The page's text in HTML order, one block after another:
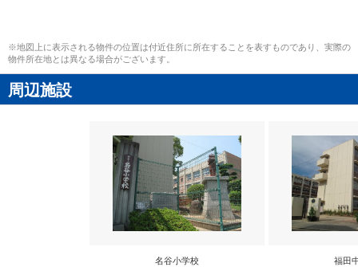
※地図上に表示される物件の位置は付近住所に所在することを表すものであり、実際の
物件所在地とは異なる場合がございます。
周辺施設
名谷小学校 福田